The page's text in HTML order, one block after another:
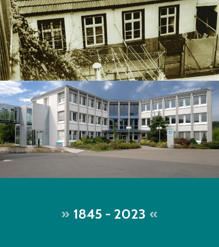
1845 - 2023